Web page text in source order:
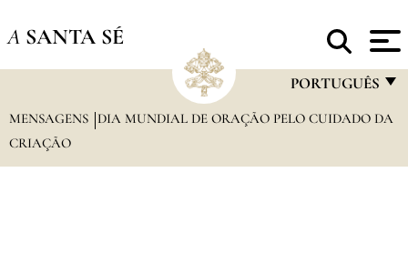
A SANTA SÉ
PORTUGUÊS
FRANÇAIS
MENSAGENS DIA MUNDIAL DE ORAÇÃO PELO CUIDADO DA
CRIAÇÃO